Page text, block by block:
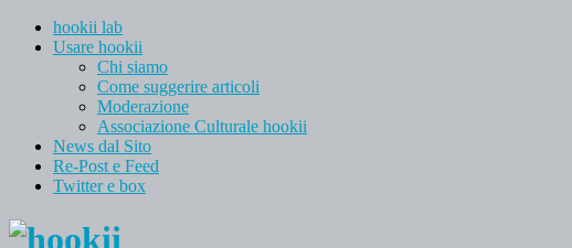
hookii lab
Usare hookii
Chi siamo
Come suggerire articoli
Moderazione
Associazione Culturale hookii
News dal Sito
Re-Post e Feed
Twitter e box